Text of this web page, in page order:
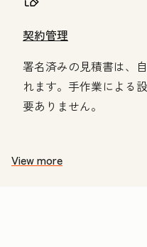
契約管理
署名済みの見積書は、
れます。手作業による
要ありません。
View more